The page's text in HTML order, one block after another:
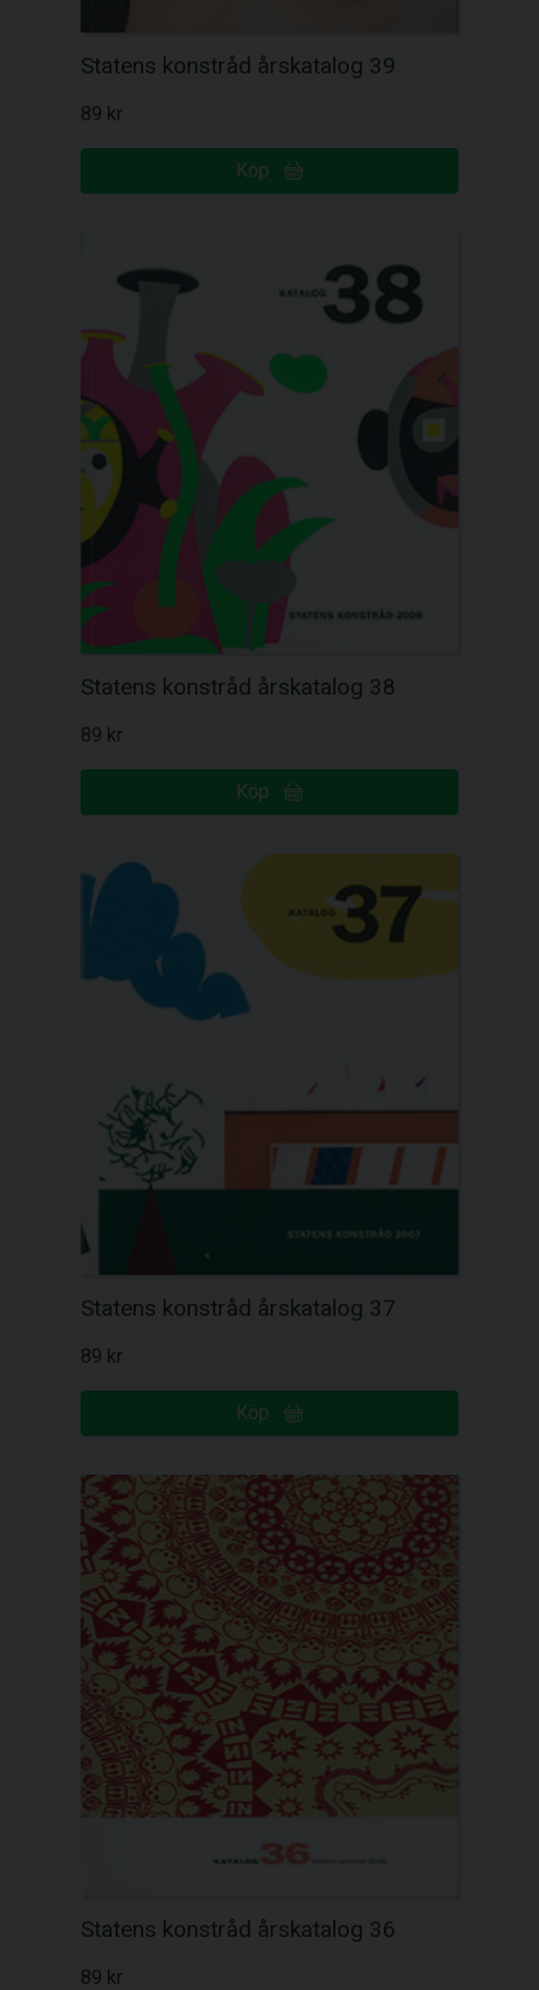
Statens konstråd årskatalog 39
89 kr
Köp
Statens konstråd årskatalog 38
89 kr
Köp
Statens konstråd årskatalog 37
89 kr
Köp
Statens konstråd årskatalog 36
89 kr